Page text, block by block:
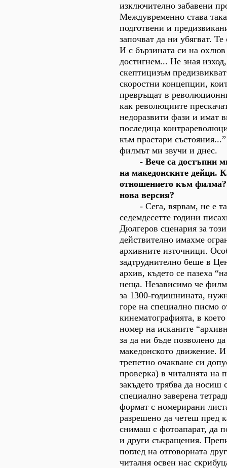
изключително забавени
Междувременно става
подготвени и
започват да ни убягват.
И с бързината си на
достигнем... Не зная
скептицизъм
скоростни концепции,
превръщат в
как революциите
недоразвити фази и имат
последица
към прастари
филмът ми звучи и днес.
- Вече са достъпни
на македонските дейци.
отношението към
нова версия?
- Сега, вярвам, не е
седемдесетте години
Дюлгеров сценария за
действително имахме
архивните източници.
задтруднително беше в
архив, където се пазеха
неща. Независимо че
за 1300-годишнината,
горе на специално писмо
кинематографията, в
номер на исканите
за да ни бъде позволено
македонското движение.
трепетно очакване си
проверка) в читалнята на
закъдето трябва да носиш
специално заверена
формат с номерирани
разрешено да четеш пред
снимаш с фотоапарат, да
и други съкращения.
поглед на отговорната
читалня освен нас